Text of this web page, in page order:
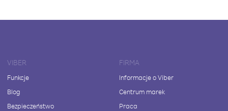
VIBER
Funkcje
Blog
Bezpieczeństwo
FIRMA
Informacje o Viber
Centrum marek
Praca